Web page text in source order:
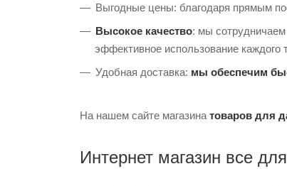
Выгодные цены: благодаря прямым
Высокое качество: мы
эффективное использование каждого
Удобная доставка: мы обеспечим
На нашем сайте магазина товаров для
Интернет магазин все